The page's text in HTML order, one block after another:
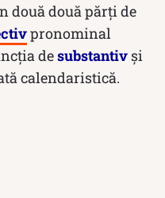
două două părți de
pronominal
desubstantiv și
calendaristică.